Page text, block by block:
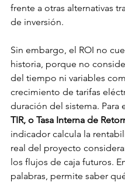
frente a otras alternativas
de inversión.
Sin embargo, el ROI no
historia, porque no
del tiempo ni variables
crecimiento de tarifas
duración del sistema. Para
TIR, o Tasa Interna de
indicador calcula la
real del proyecto
los flujos de caja futuros.
palabras, permite saber